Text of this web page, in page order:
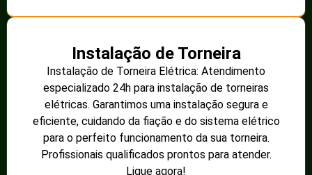
Instalação de Torneira
Instalação de Torneira Elétrica: Atendimento
especializado 24h para instalação de torneiras
elétricas. Garantimos uma instalação segura e
eficiente, cuidando da fiação e do sistema elétrico
para o perfeito funcionamento da sua torneira.
Profissionais qualificados prontos para atender.
Ligue agora!